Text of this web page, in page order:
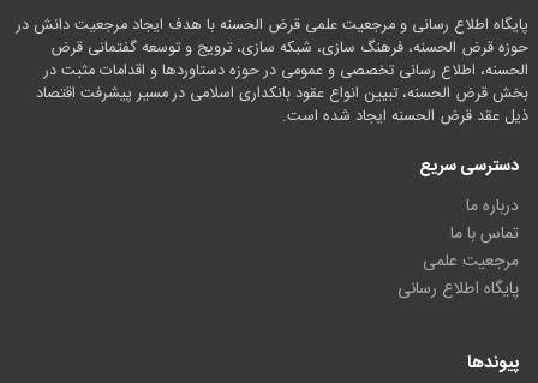
پایگاه اطلاع رسانی و مرجعیت علمی قرض الحسنه با هدف ایجاد مرجعیت دانش در
حوزه قرض الحسنه، فرهنگ سازی، شبکه سازی، ترویج و توسعه گفتمانی قرض
الحسنه، اطلاع رسانی تخصصی و عمومی در حوزه دستاوردها و اقدامات مثبت در
بخش قرض الحسنه، تبیین انواع عقود بانکداری اسلامی در مسیر پیشرفت اقتصاد
ذیل عقد قرض الحسنه ایجاد شده است.
دسترسی سریع
درباره ما
تماس با ما
مرجعیت علمی
پایگاه اطلاع رسانی
پیوندها